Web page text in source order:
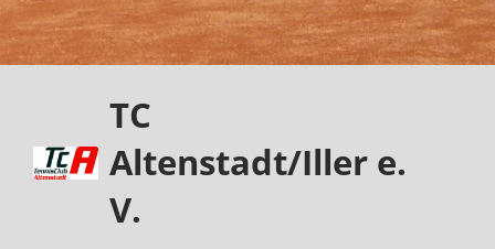
TC
Altenstadt/Iller e.
V.